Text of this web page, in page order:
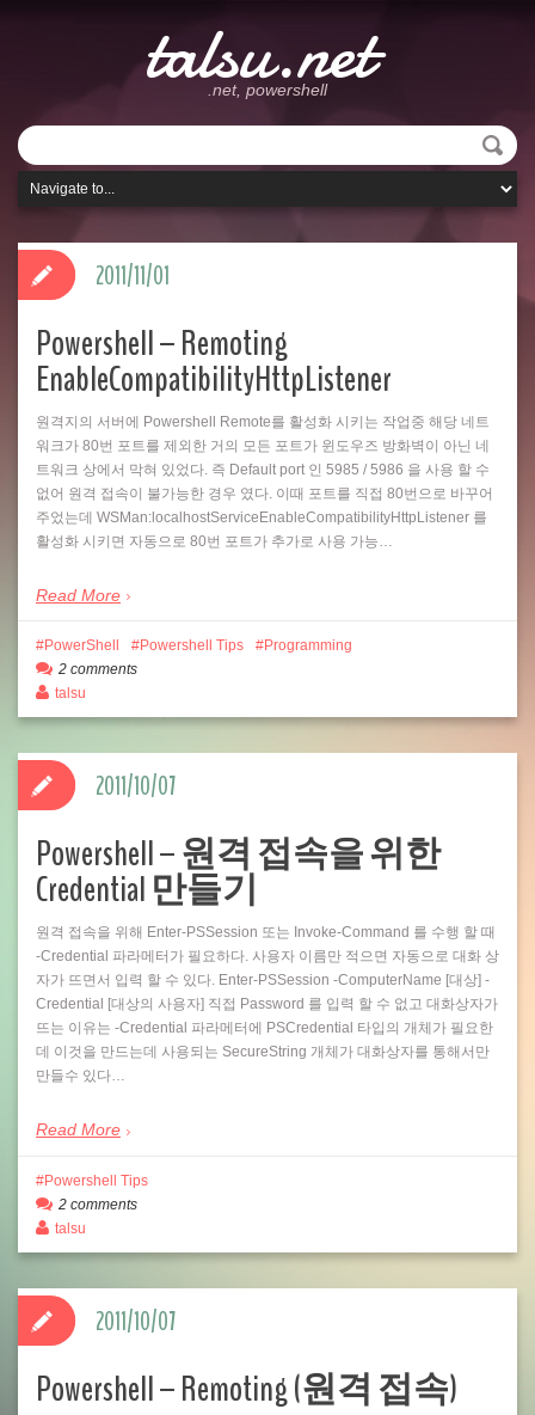
talsu.net
.net, powershell
Powershell – Remoting
EnableCompatibilityHttpListener
원격지의 서버에 Powershell Remote를 활성화 시키는 작업중 해당 네트
워크가 80번 포트를 제외한 거의 모든 포트가 윈도우즈 방화벽이 아닌 네
트워크 상에서 막혀 있었다. 즉 Default port 인 5985 / 5986 을 사용 할 수
없어 원격 접속이 불가능한 경우 였다. 이때 포트를 직접 80번으로 바꾸어
주었는데 WSMan:localhostServiceEnableCompatibilityHttpListener 를
활성화 시키면 자동으로 80번 포트가 추가로 사용 가능…
Read More
2011/11/01
PowerShell Powershell Tips
Programming
2 comments
talsu
Powershell – 원격 접속을 위한
Credential 만들기
원격 접속을 위해 Enter-PSSession 또는 Invoke-Command 를 수행 할 때
-Credential 파라메터가 필요하다. 사용자 이름만 적으면 자동으로 대화 상
자가 뜨면서 입력 할 수 있다. Enter-PSSession -ComputerName [대상] -
Credential [대상의 사용자] 직접 Password 를 입력 할 수 없고 대화상자가
뜨는 이유는 -Credential 파라메터에 PSCredential 타입의 개체가 필요한
데 이것을 만드는데 사용되는 SecureString 개체가 대화상자를 통해서만
만들수 있다…
Read More
2011/10/07
Powershell Tips
2 comments
talsu
Powershell – Remoting (원격 접속)
2011/10/07